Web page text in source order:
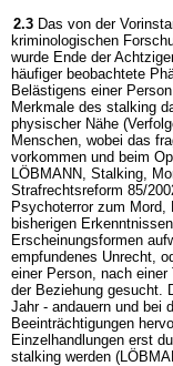
2.3 Das von der
kriminologischen
wurde Ende der
häufiger beobachtete
Belästigens einer
Merkmale des stalking
physischer Nähe
Menschen, wobei das
vorkommen und beim
LÖBMANN, Stalking,
Strafrechtsreform 85/
Psychoterror zum Mord,
bisherigen
Erscheinungsformen
empfundenes Unrecht,
einer Person, nach einer
der Beziehung gesucht.
Jahr - andauern und bei
Beeinträchtigungen
Einzelhandlungen erst
stalking werden